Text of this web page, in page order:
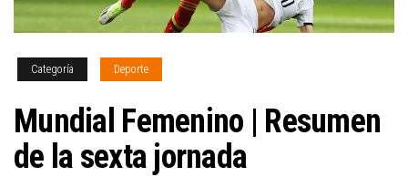
Categoría Deporte
Mundial Femenino | Resumen
de la sexta jornada